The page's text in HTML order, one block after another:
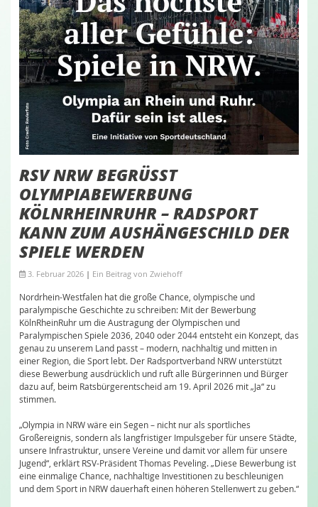
RSV NRW BEGRÜSST O
LYMPIABEWERBUNG K
ÖLNRHEINRUHR – RADSPORT K
ANN ZUM AUSHÄNGESCHILD DER S
PIELE WERDEN
3. Februar 2026 | Ein Beitrag von Zwiehoff
Nordrhein-Westfalen hat die große Chance, olympische und
paralympische Geschichte zu schreiben: Mit der Bewerbung
KölnRheinRuhr um die Austragung der Olympischen und
Paralympischen Spiele 2036, 2040 oder 2044 entsteht ein Konzept, das
genau zu unserem Land passt – modern, nachhaltig und mitten in
einer Region, die Sport lebt. Der Radsportverband NRW unterstützt
diese Bewerbung ausdrücklich und ruft alle Bürgerinnen und Bürger
dazu auf, beim Ratsbürgerentscheid am 19. April 2026 mit „Ja“ zu
stimmen.
„Olympia in NRW wäre ein Segen – nicht nur als sportliches
Großereignis, sondern als langfristiger Impulsgeber für unsere Städte,
unsere Infrastruktur, unsere Vereine und damit vor allem für unsere
Jugend“, erklärt RSV-Präsident Thomas Peveling. „Diese Bewerbung ist
eine einmalige Chance, nachhaltige Investitionen zu beschleunigen
und dem Sport in NRW dauerhaft einen höheren Stellenwert zu geben.“